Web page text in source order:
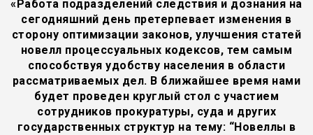
«Работа подразделений следствия и дознания на
сегодняшний день претерпевает изменения в
сторону оптимизации законов, улучшения статей
новелл процессуальных кодексов, тем самым
способствуя удобству населения в области
рассматриваемых дел. В ближайшее время нами
будет проведен круглый стол с участием
сотрудников прокуратуры, суда и других
государственных структур на тему: “Новеллы в